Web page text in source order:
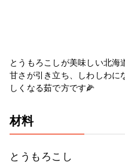
とうもろこしが美味しい北
甘さが引き立ち、しわしわに
しくなる茹で方です🌽
材料
とうもろこし